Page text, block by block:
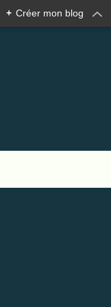
+ Créer mon blog